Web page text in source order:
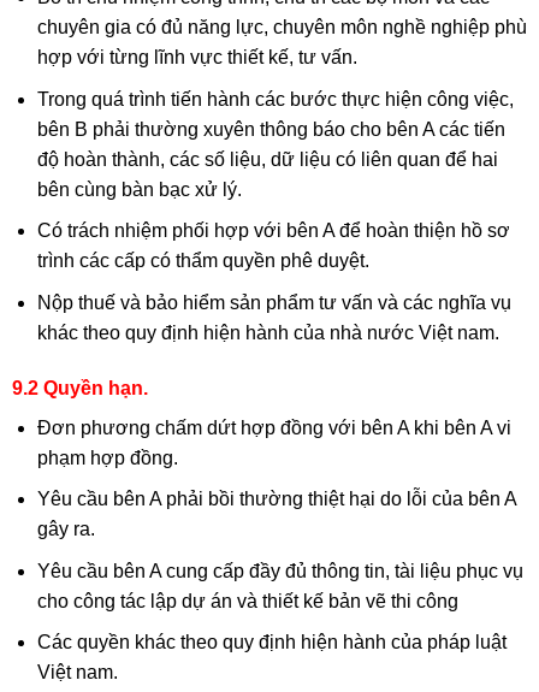
chuyên gia có đủ năng lực, chuyên môn nghề nghiệp phù
hợp với từng lĩnh vực thiết kế, tư vấn.
Trong quá trình tiến hành các bước thực hiện công việc,
bên B phải thường xuyên thông báo cho bên A các tiến
độ hoàn thành, các số liệu, dữ liệu có liên quan để hai
bên cùng bàn bạc xử lý.
Có trách nhiệm phối hợp với bên A để hoàn thiện hồ sơ
trình các cấp có thẩm quyền phê duyệt.
Nộp thuế và bảo hiểm sản phẩm tư vấn và các nghĩa vụ
khác theo quy định hiện hành của nhà nước Việt nam.
9.2 Quyền hạn.
Đơn phương chấm dứt hợp đồng với bên A khi bên A vi
phạm hợp đồng.
Yêu cầu bên A phải bồi thường thiệt hại do lỗi của bên A
gây ra.
Yêu cầu bên A cung cấp đầy đủ thông tin, tài liệu phục vụ
cho công tác lập dự án và thiết kế bản vẽ thi công
Các quyền khác theo quy định hiện hành của pháp luật
Việt nam.